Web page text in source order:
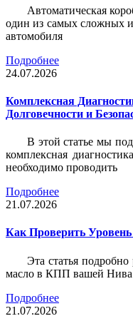
Автоматическая
один из самых сложных
автомобиля
Подробнее
24.07.2026
Комплексная
Долговечности и
В этой статье мы
комплексная
необходимо проводить
Подробнее
21.07.2026
Как Проверить
Эта статья
масло в КПП вашей
Подробнее
21.07.2026